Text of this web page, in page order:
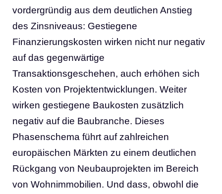
vordergründig aus dem deutlichen Anstieg
des Zinsniveaus: Gestiegene
Finanzierungskosten wirken nicht nur negativ
auf das gegenwärtige
Transaktionsgeschehen, auch erhöhen sich
Kosten von Projektentwicklungen. Weiter
wirken gestiegene Baukosten zusätzlich
negativ auf die Baubranche. Dieses
Phasenschema führt auf zahlreichen
europäischen Märkten zu einem deutlichen
Rückgang von Neubauprojekten im Bereich
von Wohnimmobilien. Und dass, obwohl die